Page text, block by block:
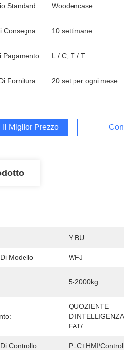
Standard: Woodencase
Consegna: 10 settimane
Pagamento: L / C, T / T
Fornitura: 20 set per ogni mese
Il Miglior Prezzo
YIBU
Modello WFJ
5-2000kg
QUOZIENTE
FAT/
Controllo: PLC+HMI/